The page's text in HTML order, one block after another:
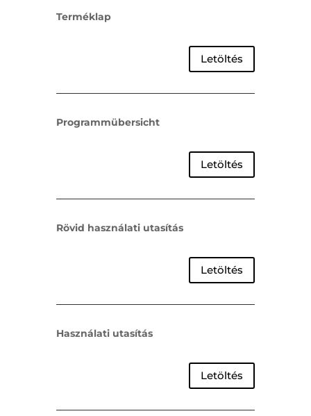
Terméklap
Letöltés
Programmübersicht
Letöltés
Rövid használati utasítás
Letöltés
Használati utasítás
Letöltés